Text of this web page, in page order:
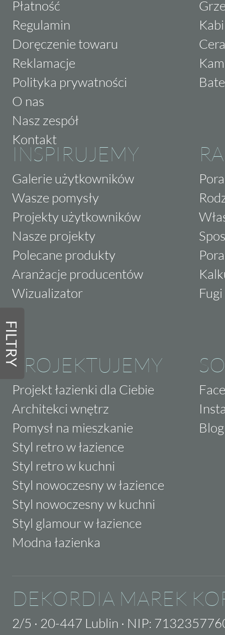
FILTRY
Płatność
Regulamin
Doręczenie towaru
Reklamacje
Polityka prywatności
O nas
Nasz zespół
Kontakt
INSPIRUJEMY
Galerie użytkowników
Wasze pomysły
Projekty użytkowników
Nasze projekty
Polecane produkty
Aranżacje producentów
Wizualizator
PROJEKTUJEMY
Projekt łazienki dla Ciebie
Architekci wnętrz
Pomysł na mieszkanie
Styl retro w łazience
Styl retro w kuchni
Styl nowoczesny w łazience
Styl nowoczesny w kuchni
Styl glamour w łazience
Modna łazienka
Blog
DEKORDIA MAREK
2/5 · 20-447 Lublin · NIP: